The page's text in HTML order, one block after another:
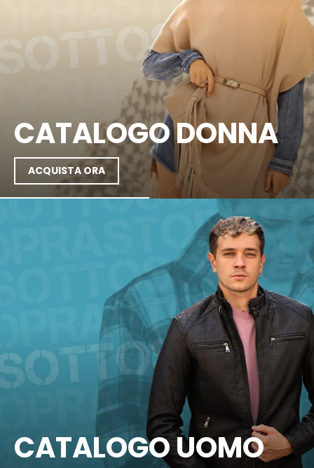
CATALOGO DONNA
ACQUISTA ORA
CATALOGO UOMO